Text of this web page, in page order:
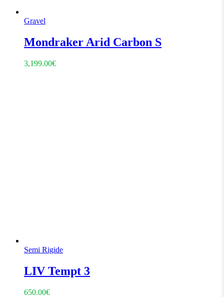
Gravel
Mondraker Arid Carbon S
3,199.00€
Semi Rigide
LIV Tempt 3
650.00€